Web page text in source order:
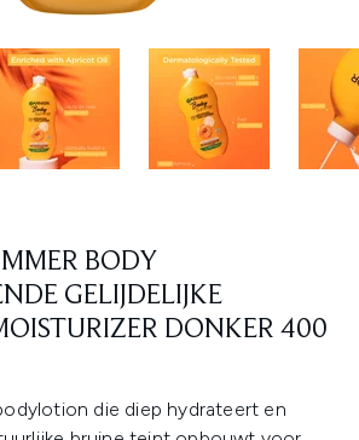
BODY
GELIJDELIJKE
DONKER 400
die diep hydrateert en